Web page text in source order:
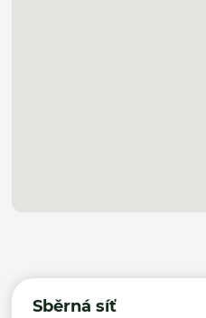
Sběrná síť